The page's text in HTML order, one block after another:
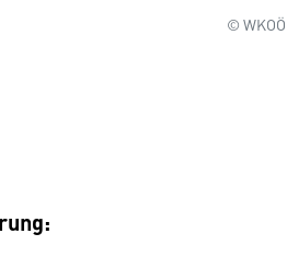
© WKOÖ